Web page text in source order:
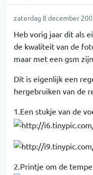
zaterdag 8 december
Heb vorig jaar dit als
de kwaliteit van de
maar met een gsm
Dit is eigenlijk een
hergebruiken van de
1.Een stukje van de
2.Printje om de